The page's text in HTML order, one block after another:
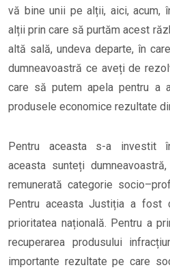
vă bine unii pe alții, aici, acum,
alții prin care să purtăm acest
altă sală, undeva departe, în
dumneavoastră ce aveți de
care să putem apela pentru a
produsele economice rezultate
Pentru aceasta s-a investit
aceasta sunteți
remunerată categorie
Pentru aceasta Justiția a
prioritatea națională. Pentru a
recuperarea produsului
importante rezultate pe care